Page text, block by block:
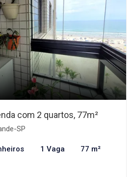
com 2 quartos, 77m²
SP
1 Vaga 77 m²